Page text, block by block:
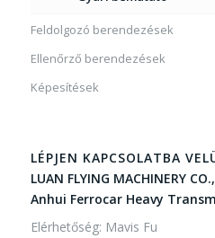
Feldolgozó berendezések
Ellenőrző berendezések
Képesítések
LÉPJEN KAPCSOLATBA
LUAN FLYING MACHINERY
Anhui Ferrocar Heavy
Elérhetőség: Mavis Fu